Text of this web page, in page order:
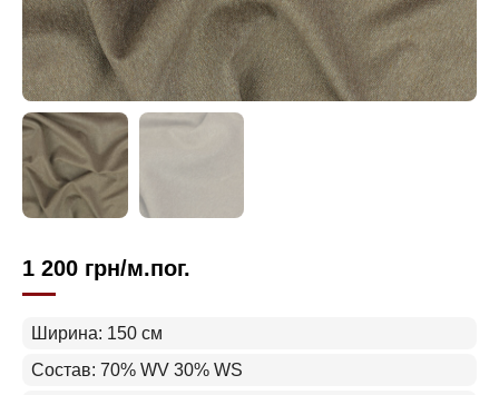
1 200 грн/м.пог.
Ширина: 150 см
Состав: 70% WV 30% WS